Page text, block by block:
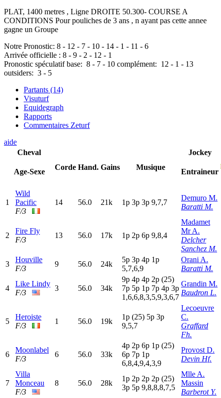
PLAT, 1400 metres , Ligne DROITE 50.300- COURSE A
CONDITIONS Pour pouliches de 3 ans , n ayant pas cette annee
gagne un Groupe
Notre Pronostic: 8 - 12 - 7 - 10 - 14 - 1 - 11 - 6
Arrivée officielle : 8 - 9 - 2 - 12 - 1
Pronostic spéculatif base: 8 - 7 - 10 complément: 12 - 1 - 13
outsiders: 3 - 5
Partants (14)
Visuturf
Equidegraph
Rapports
Commentaires Zeturf
aide
Cheval
Age-Sexe
Corde Hand. Gains Musique
Jockey
Entraineur
1
Wild
Pacific
F/3
14 56.0 21k 1p 3p 3p 9,7,7
Demuro M.
Baratti M.
2
Fire Fly
F/3
13 56.0 17k 1p 2p 6p 9,8,4
Madamet
Mr A.
Delcher
Sanchez M.
3
Houville
F/3
9 56.0 24k
5p 3p 4p 1p
5,7,6,9
Orani A.
Baratti M.
4
Like Lindy
F/3
3 56.0 34k
9p 4p 4p 2p (25)
7p 5p 1p 7p 4p 3p
1,6,6,8,3,5,9,3,6,7
Grandin M.
Baudron L.
5
Heroiste
F/3
1 56.0 19k
1p (25) 5p 3p
9,5,7
Lecoeuvre
C.
Graffard
Fh.
6
Moonlabel
F/3
6 56.0 33k
4p 2p 6p 1p (25)
6p 7p 1p
6,8,4,9,4,3,9
Provost D.
Devin Hf.
7
Villa
Monceau
F/3
8 56.0 28k
1p 2p 2p 2p (25)
3p 5p 9,8,8,8,7,5
Mlle A.
Massin
Barberot Y.